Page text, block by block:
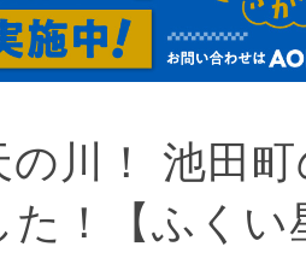
川！ 池田
！【ふくい